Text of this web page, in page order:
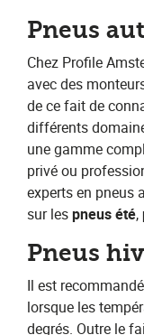
Pneus
Chez Profile
avec des
de ce fait de
différents
une gamme
privé ou
experts en pneus
sur les ​pneus été​, ​
Pneus
Il est
lorsque les
degrés. Outre le